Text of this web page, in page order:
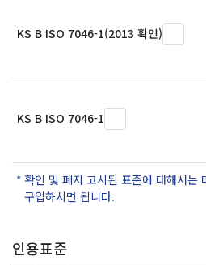
KS B ISO 7046-1(2013 확인)
KS B ISO 7046-1
확인 및 폐지 고시된 표준에 대해서는
구입하시면 됩니다.
인용표준